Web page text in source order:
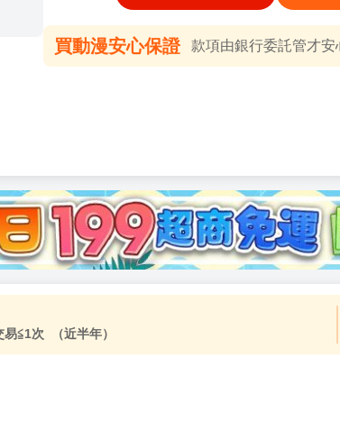
買動漫安心保證 款項由銀行委託管才安